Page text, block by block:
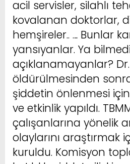
acil servisler, silahlı
kovalanan doktorlar,
hemşireler.. … Bunlar
yansıyanlar. Ya
açıklanamayanlar? Dr.
öldürülmesinden
şiddetin önlenmesi
ve etkinlik yapıldı.
çalışanlarına yönelik
olaylarını araştırmak
kuruldu. Komisyon